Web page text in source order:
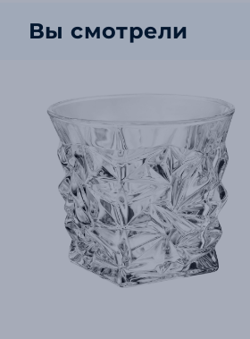
Вы смотрели